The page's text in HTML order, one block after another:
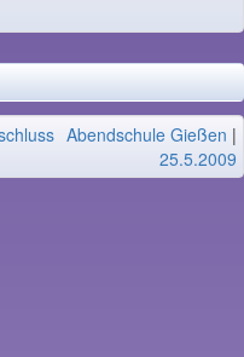
Abendschule Gießen |
25.5.2009